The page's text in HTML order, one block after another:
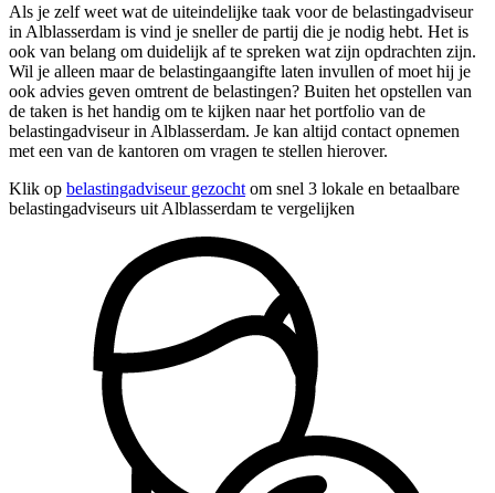
Als je zelf weet wat de uiteindelijke taak voor de belastingadviseur
in Alblasserdam is vind je sneller de partij die je nodig hebt. Het is
ook van belang om duidelijk af te spreken wat zijn opdrachten zijn.
Wil je alleen maar de belastingaangifte laten invullen of moet hij je
ook advies geven omtrent de belastingen? Buiten het opstellen van
de taken is het handig om te kijken naar het portfolio van de
belastingadviseur in Alblasserdam. Je kan altijd contact opnemen
met een van de kantoren om vragen te stellen hierover.
Klik op belastingadviseur gezocht om snel 3 lokale en betaalbare
belastingadviseurs uit Alblasserdam te vergelijken